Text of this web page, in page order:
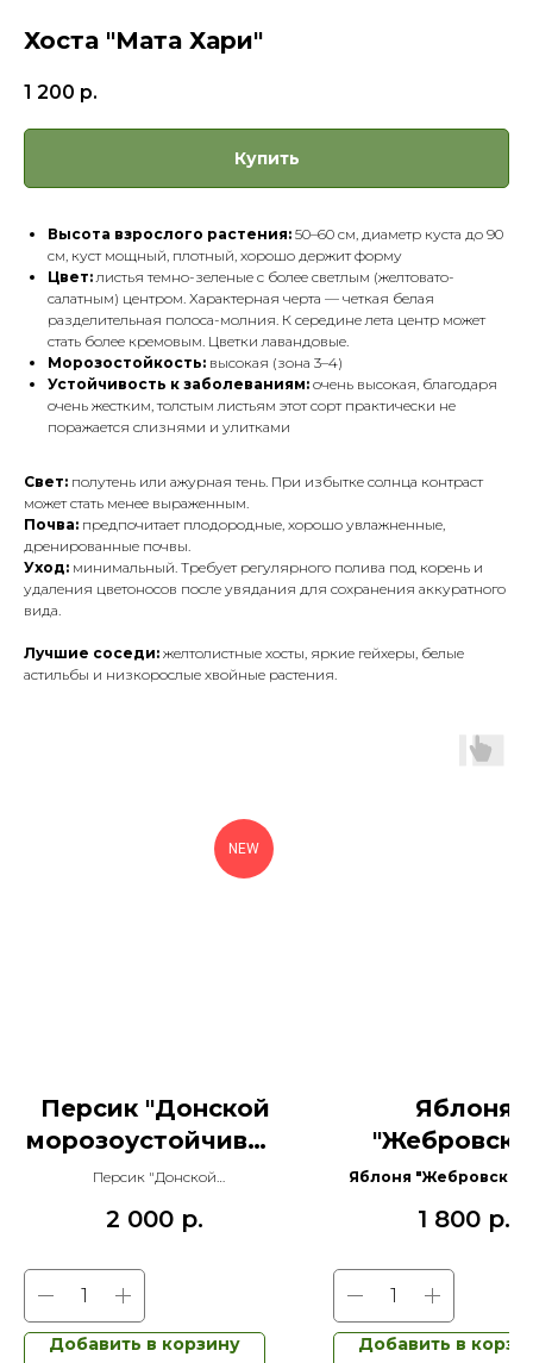
Хоста "Мата Хари"
1 200 р.
Купить
Высота взрослого растения: 50–60 см, диаметр куста до 90
см, куст мощный, плотный, хорошо держит форму
Цвет:листья темно-зеленые с более светлым (желтовато-
салатным) центром. Характерная черта — четкая белая
разделительная полоса-молния. К середине лета центр может
стать более кремовым. Цветки лавандовые.
Морозостойкость: высокая (зона 3–4)
Устойчивость к заболеваниям: очень высокая, благодаря
очень жестким, толстым листьям этот сорт практически не
поражается слизнями и улитками
Свет: полутень или ажурная тень. При избытке солнца контраст
может стать менее выраженным.
Почва: предпочитает плодородные, хорошо увлажненные,
дренированные почвы.
Уход: минимальный. Требует регулярного полива под корень и
удаления цветоносов после увядания для сохранения аккуратного
вида.
Лучшие соседи: желтолистные хосты, яркие гейхеры, белые
астильбы и низкорослые хвойные растения.
NEW
Персик "Донской
морозоустойчивый
"
Персик "Донской
настоящая находка для садоводов,
феноменальной способностью
восстанавливаться после
экстремальных зим и стабильно
давать сладкие плоды.
2 000 р.
Добавить в корзину
Яблоня
Яблоня
созреванием
1 800 р.
Добавить в